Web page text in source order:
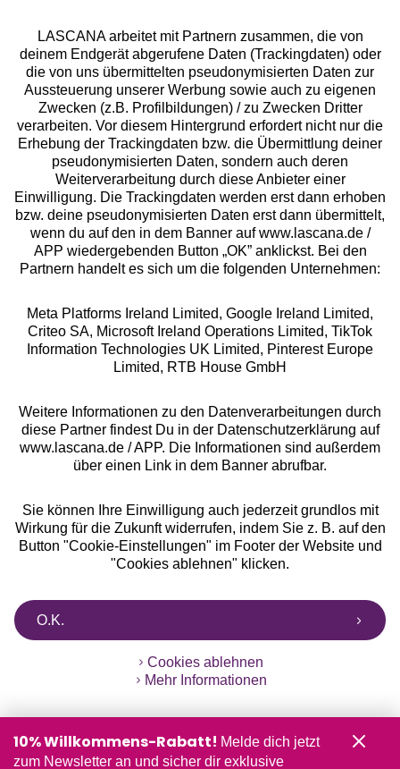
Services
Beratung
Über uns
Rechtliches
Alle Preise inkl. MwSt., zzgl.
Versandkosten
** Bonität vorausgesetzt, berechtigt zur Bonitätsprüfung
LASCANA arbeitet mit Partnern zusammen, die von
deinem Endgerät abgerufene Daten (Trackingdaten) oder
die von uns übermittelten pseudonymisierten Daten zur
Aussteuerung unserer Werbung sowie auch zu eigenen
Zwecken (z.B. Profilbildungen) / zu Zwecken Dritter
verarbeiten. Vor diesem Hintergrund erfordert nicht nur die
Erhebung der Trackingdaten bzw. die Übermittlung deiner
pseudonymisierten Daten, sondern auch deren
Weiterverarbeitung durch diese Anbieter einer
Einwilligung. Die Trackingdaten werden erst dann erhoben
bzw. deine pseudonymisierten Daten erst dann übermittelt,
wenn du auf den in dem Banner auf www.lascana.de /
APP wiedergebenden Button „OK” anklickst. Bei den
Partnern handelt es sich um die folgenden Unternehmen:
Meta Platforms Ireland Limited, Google Ireland Limited,
Criteo SA, Microsoft Ireland Operations Limited, TikTok
Information Technologies UK Limited, Pinterest Europe
Limited, RTB House GmbH
Weitere Informationen zu den Datenverarbeitungen durch
diese Partner findest Du in der Datenschutzerklärung auf
www.lascana.de / APP. Die Informationen sind außerdem
über einen Link in dem Banner abrufbar.
Sie können Ihre Einwilligung auch jederzeit grundlos mit
Wirkung für die Zukunft widerrufen, indem Sie z. B. auf den
Button "Cookie-Einstellungen" im Footer der Website und
"Cookies ablehnen" klicken.
O.K.
Cookies ablehnen
Mehr Informationen
10% Willkommens-Rabatt! Melde dich jetzt
zum Newsletter an und sicher dir exklusive